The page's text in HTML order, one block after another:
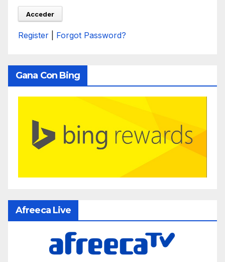
Register Forgot Password?
Gana Con Bing
Afreeca Live